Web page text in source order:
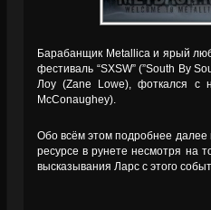
Барабанщик Metallica и ярый
фестиваль “SXSW” (”South By
Лоу (Zane Lowe), фоткался с
McConaughey).
Обо всём этом подробнее далее
ресурсе в рунете несмотря на
высказывания Ларс с этого